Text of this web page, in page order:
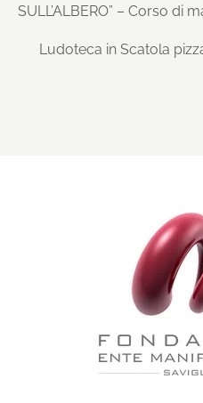
SULL’ALBERO” – Corso di
Ludoteca in Scatola